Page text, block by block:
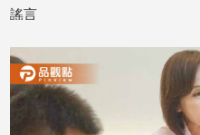
生
活
建
謠言